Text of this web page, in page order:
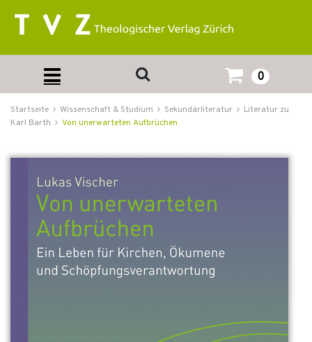
0
Startseite Wissenschaft & Studium Sekundärliteratur
Literatur zu
Karl Barth
Von unerwarteten Aufbrüchen